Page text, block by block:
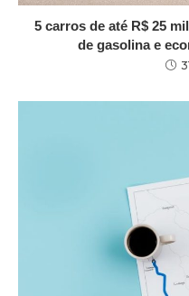
5 carros de até R$ 25
de gasolina e